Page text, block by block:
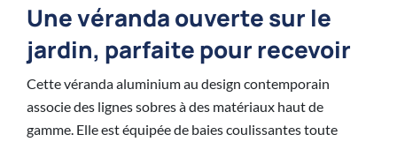
Une véranda ouverte sur le
jardin, parfaite pour recevoir
Cette véranda aluminium au design contemporain
associe des lignes sobres à des matériaux haut de
gamme. Elle est équipée de baies coulissantes toute